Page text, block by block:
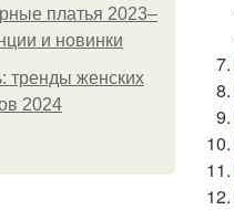
платья 2023–
и новинки
тренды женских
2024